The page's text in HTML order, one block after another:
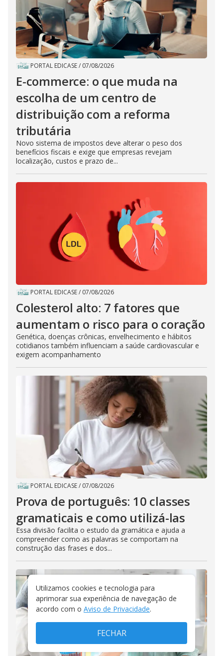
PORTAL EDICASE/ 07/08/2026
E-commerce: o que muda na
escolha de um centro de
distribuição com a reforma
tributária
Novo sistema de impostos deve alterar o peso dos
benefícios fiscais e exige que empresas revejam
localização, custos e prazo de...
PORTAL EDICASE/ 07/08/2026
Colesterol alto: 7 fatores que
aumentam o risco para o coração
Genética, doenças crônicas, envelhecimento e hábitos
cotidianos também influenciam a saúde cardiovascular e
exigem acompanhamento
PORTAL EDICASE/ 07/08/2026
Prova de português: 10 classes
gramaticais e como utilizá-las
Essa divisão facilita o estudo da gramática e ajuda a
compreender como as palavras se comportam na
construção das frases e dos...
Utilizamos cookies e tecnologia para
aprimorar sua experiência de navegação de
acordo com o Aviso de Privacidade.
FECHAR